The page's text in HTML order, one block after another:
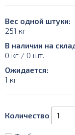
Вес одной штуки:
251 кг
В наличии на
0 кг / 0 шт.
Ожидается:
1 кг
Количество